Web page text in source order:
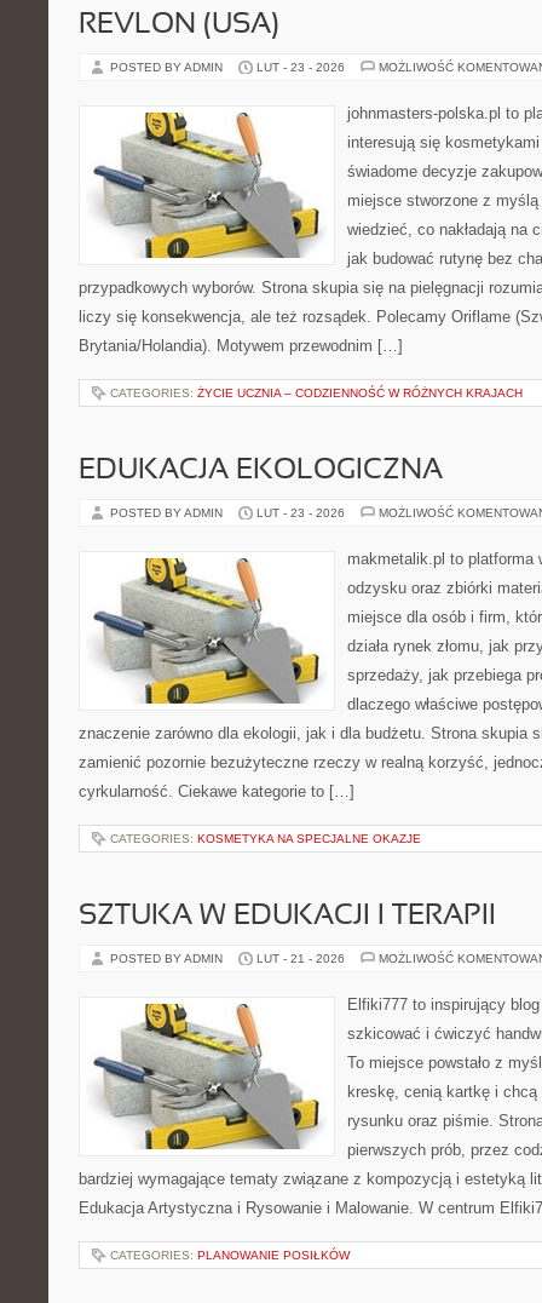
REVLON (USA)
POSTED BY ADMIN LUT - 23 - 2026 MOŻLIWOŚĆ
johnmasters-polska.pl to
interesują się
świadome decyzje
miejsce stworzone z
wiedzieć, co nakładają na
jak budować rutynę bez
przypadkowych wyborów. Strona skupia się na pielęgnacji
liczy się konsekwencja, ale też rozsądek. Polecamy Oriflame
Brytania/Holandia). Motywem przewodnim […]
CATEGORIES: ŻYCIE UCZNIA – CODZIENNOŚĆ W RÓŻNYCH KRAJACH
EDUKACJA EKOLOGICZNA
POSTED BY ADMIN LUT - 23 - 2026 MOŻLIWOŚĆ
makmetalik.pl to platforma
odzysku oraz zbiórki
miejsce dla osób i firm,
działa rynek złomu, jak
sprzedaży, jak przebiega
dlaczego właściwe
znaczenie zarówno dla ekologii, jak i dla budżetu. Strona skupia
zamienić pozornie bezużyteczne rzeczy w realną korzyść,
cyrkularność. Ciekawe kategorie to […]
CATEGORIES: KOSMETYKA NA SPECJALNE OKAZJE
SZTUKA W EDUKACJI I TERAPII
POSTED BY ADMIN LUT - 21 - 2026 MOŻLIWOŚĆ
Elfiki777 to inspirujący
szkicować i ćwiczyć
To miejsce powstało z
kreskę, cenią kartkę i chcą
rysunku oraz piśmie.
pierwszych prób, przez
bardziej wymagające tematy związane z kompozycją i estetyką
Edukacja Artystyczna i Rysowanie i Malowanie. W centrum
CATEGORIES: PLANOWANIE POSIŁKÓW